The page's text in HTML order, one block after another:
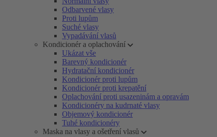
Odbarvené vlasy
Proti lupům
Suché vlasy
Vypadávání vlasů
Kondicionér a oplachování
Ukázat vše
Barevný kondicionér
Hydratační kondicionér
Kondicionér proti lupům
Kondicionér proti krepatění
Oplachování proti usazeninám a opravám
Kondicionéry na kudrnaté vlasy
Objemový kondicionér
Tuhé kondicionéry
Maska na vlasy a ošetření vlasů